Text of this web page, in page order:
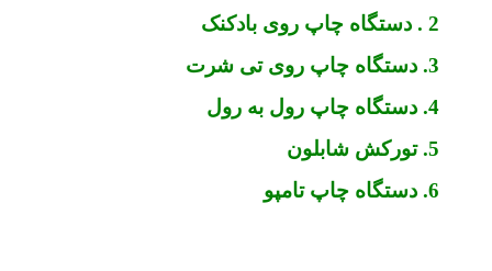
2 . دستگاه چاپ روی بادکنک
3. دستگاه چاپ روی تی شرت
4. دستگاه چاپ رول به رول
5. تورکش شابلون
6. دستگاه چاپ تامپو